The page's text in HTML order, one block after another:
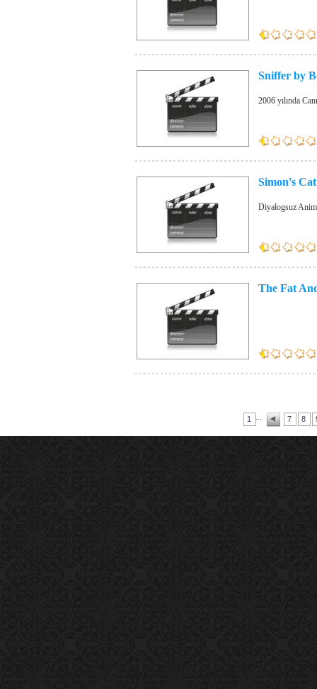
Sniffer by
2006 yılında
Simon's
Diyalogsuz
The Fat
1 7 8